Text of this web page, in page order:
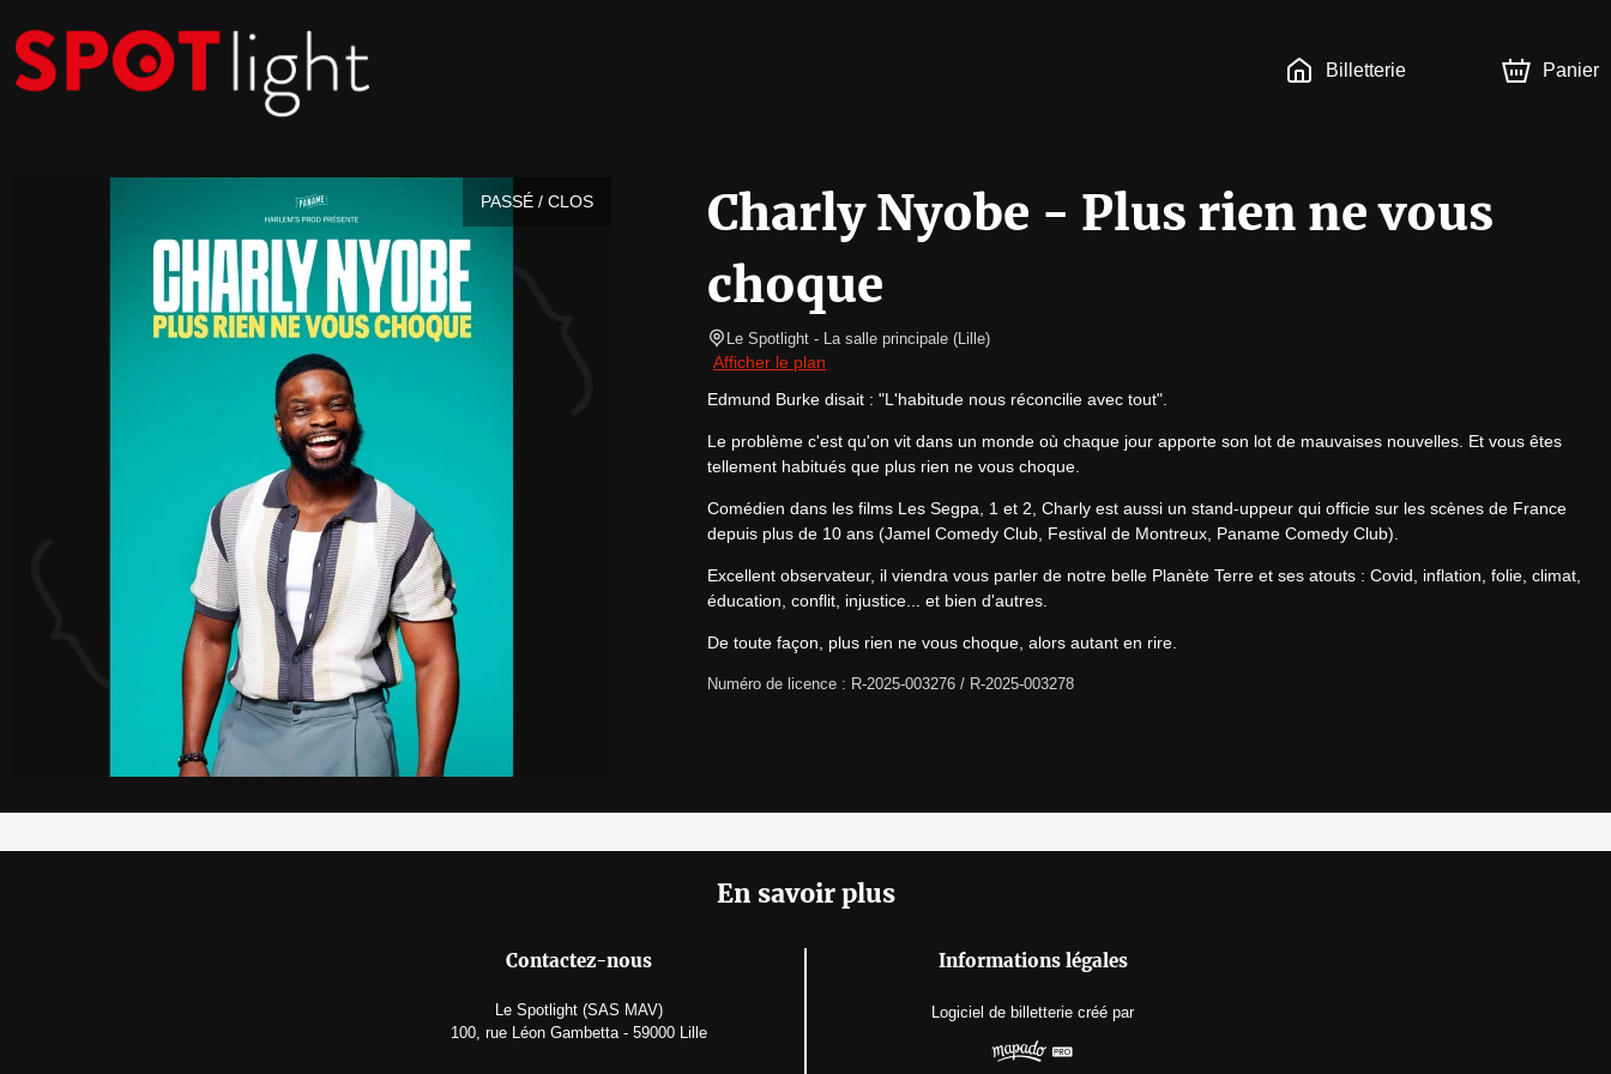
Billetterie Panier
PASSÉ / CLOS
Charly Nyobe - Plus rien ne vous
choque
Le Spotlight - La salle principale (Lille)
Afficher le plan
Edmund Burke disait : "L'habitude nous réconcilie avec tout".
Le problème c'est qu'on vit dans un monde où chaque jour apporte son lot de mauvaises nouvelles. Et vous êtes
tellement habitués que plus rien ne vous choque.
Comédien dans les films Les Segpa, 1 et 2, Charly est aussi un stand-uppeur qui officie sur les scènes de France
depuis plus de 10 ans (Jamel Comedy Club, Festival de Montreux, Paname Comedy Club).
Excellent observateur, il viendra vous parler de notre belle Planète Terre et ses atouts : Covid, inflation, folie, climat,
éducation, conflit, injustice... et bien d'autres.
De toute façon, plus rien ne vous choque, alors autant en rire.
Numéro de licence : R-2025-003276 / R-2025-003278
En savoir plus
Contactez-nous
Le Spotlight (SAS MAV)
100, rue Léon Gambetta - 59000 Lille
Informations légales
Logiciel de billetterie créé par